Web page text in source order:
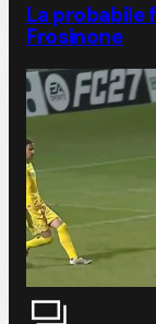
La probabile
Frosinone